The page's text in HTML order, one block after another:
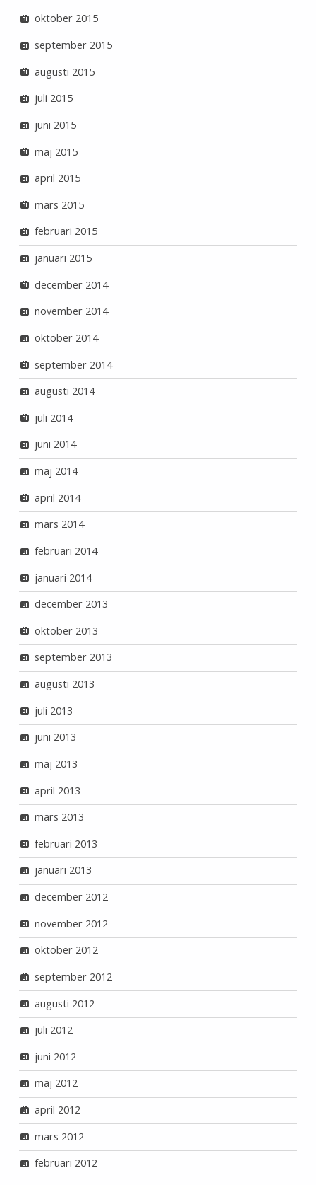
oktober 2015
september 2015
augusti 2015
juli 2015
juni 2015
maj 2015
april 2015
mars 2015
februari 2015
januari 2015
december 2014
november 2014
oktober 2014
september 2014
augusti 2014
juli 2014
juni 2014
maj 2014
april 2014
mars 2014
februari 2014
januari 2014
december 2013
oktober 2013
september 2013
augusti 2013
juli 2013
juni 2013
maj 2013
april 2013
mars 2013
februari 2013
januari 2013
december 2012
november 2012
oktober 2012
september 2012
augusti 2012
juli 2012
juni 2012
maj 2012
april 2012
mars 2012
februari 2012